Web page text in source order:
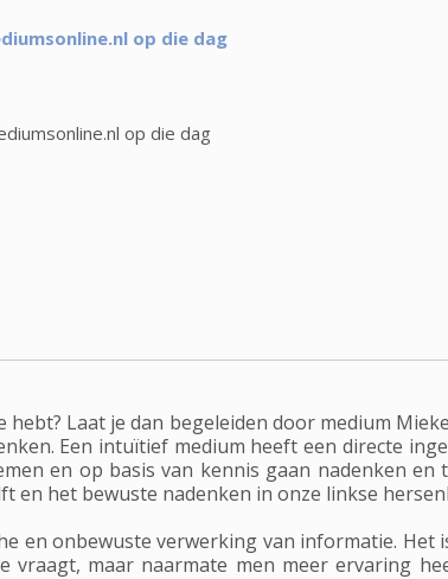
op die dag
op die dag
Laat je dan begeleiden door medium
Een intuïtief medium heeft een directe
en op basis van kennis gaan nadenken
en het bewuste nadenken in onze linkse
en onbewuste verwerking van informatie. Het
vraagt, maar naarmate men meer ervaring